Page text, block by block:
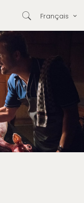
Français